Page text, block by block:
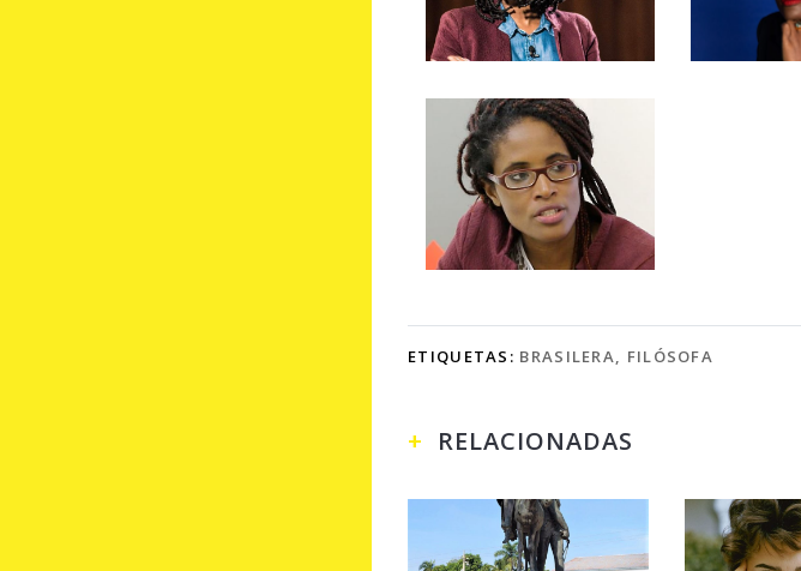
ETIQUETAS: BRASILERA, FILÓSOFA
RELACIONADAS